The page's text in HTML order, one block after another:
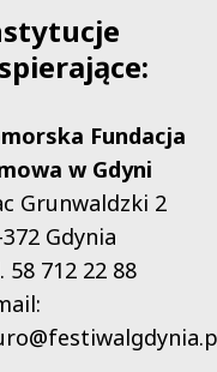
Fundacja
w Gdyni
Grunwaldzki 2
Gdynia
58 712 22 88